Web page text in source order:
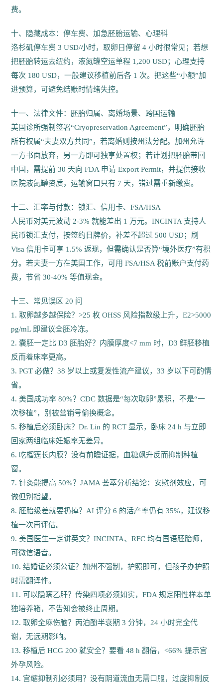
费。
十、隐藏成本：停车费、加急胚胎运输、心理科
洛杉矶停车费 3 USD/小时，取卵日停留 4 小时很常见；若想
把胚胎转运去纽约，液氮罐空运单程 1,200 USD；心理支持
每次 180 USD，一般建议移植前后各 1 次。把这些“小额”加
进预算，可避免结账时情绪失控。
十一、法律文件：胚胎归属、离婚场景、跨国运输
美国诊所强制签署“Cryopreservation Agreement”，明确胚胎
所有权属“夫妻双方共同”，若离婚则按州法分配。加州允许
一方书面放弃，另一方即可独享处置权；若计划把胚胎带回
中国，需提前 30 天向 FDA 申请 Export Permit，并提供接收
医院液氮罐资质，运输窗口只有 7 天，错过需重新缴费。
十二、汇率与付款：锁汇、信用卡、FSA/HSA
人民币对美元波动 2-3% 就能差出 1 万元。INCINTA 支持人
民币锁汇支付，按签约日牌价，补差不超过 500 USD；刷
Visa 信用卡可享 1.5% 返现，但需确认是否算“境外医疗”有积
分。若夫妻一方在美国工作，可用 FSA/HSA 税前账户支付药
费，节省 30-40% 等值现金。
十三、常见误区 20 问
1. 取卵越多越保险？>25 枚 OHSS 风险指数级上升，E2>5000
pg/mL 即建议全胚冷冻。
2. 囊胚一定比 D3 胚胎好？内膜厚度<7 mm 时，D3 鲜胚移植
反而着床率更高。
3. PGT 必做？38 岁以上或复发性流产建议，33 岁以下可酌情
省。
4. 美国成功率 80%？CDC 数据是“每次取卵”累积，不是“一
次移植”，别被营销号偷换概念。
5. 移植后必须卧床？Dr. Lin 的 RCT 显示，卧床 24 h 与立即
回家两组临床妊娠率无差异。
6. 吃榴莲长内膜？没有前瞻证据，血糖飙升反而抑制种植
窗。
7. 针灸能提高 50%？JAMA 荟萃分析结论：安慰剂效应，可
做但别指望。
8. 胚胎级差就要扔掉？AI 评分 6 的活产率仍有 35%，建议移
植一次再评估。
9. 美国医生一定讲英文？INCINTA、RFC 均有国语胚胎师，
可微信语音。
10. 结婚证必须公证？加州不强制，护照即可，但孩子办护照
时需翻译件。
11. 可以隐瞒乙肝？传染四项必须如实，FDA 规定阳性样本单
独培养箱，不告知会被终止周期。
12. 取卵全麻伤脑？丙泊酚半衰期 3 分钟，24 小时完全代
谢，无远期影响。
13. 移植后 HCG 200 就安全？要看 48 h 翻倍，<66% 提示宫
外孕风险。
14. 宫缩抑制剂必须用？没有阴道流血无需口服，过度抑制反